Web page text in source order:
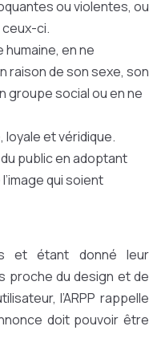
ou violentes, ou
ceux-ci.
humaine, en ne
raison de son sexe, son
groupe social ou en ne
et véridique.
public en adoptant
qui soient
et étant donné leur
proche du design et de
l’ARPP rappelle
doit pouvoir être